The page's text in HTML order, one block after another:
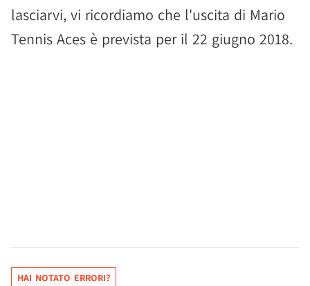
lasciarvi, vi ricordiamo che l'uscita di Mario
Tennis Aces è prevista per il 22 giugno 2018.
HAI NOTATO ERRORI?